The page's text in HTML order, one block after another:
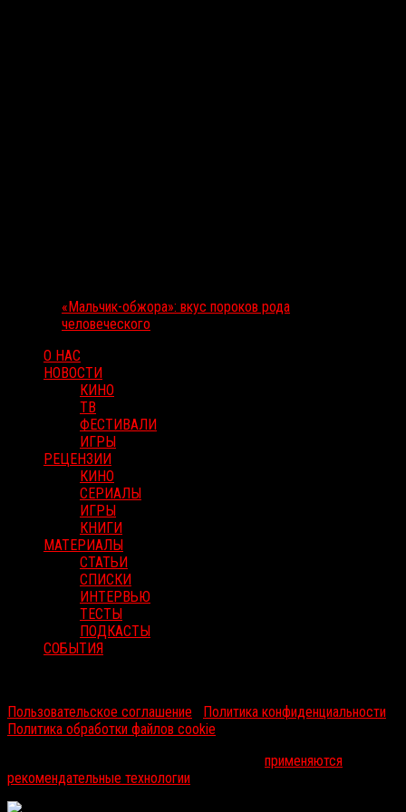
«Мальчик-обжора»: вкус пороков рода
человеческого
О НАС
НОВОСТИ
КИНО
ТВ
ФЕСТИВАЛИ
ИГРЫ
РЕЦЕНЗИИ
КИНО
СЕРИАЛЫ
ИГРЫ
КНИГИ
МАТЕРИАЛЫ
СТАТЬИ
СПИСКИ
ИНТЕРВЬЮ
ТЕСТЫ
ПОДКАСТЫ
СОБЫТИЯ
Пользовательское соглашение
Политика конфиденциальности
Политика обработки файлов cookie
применяются
рекомендательные технологии